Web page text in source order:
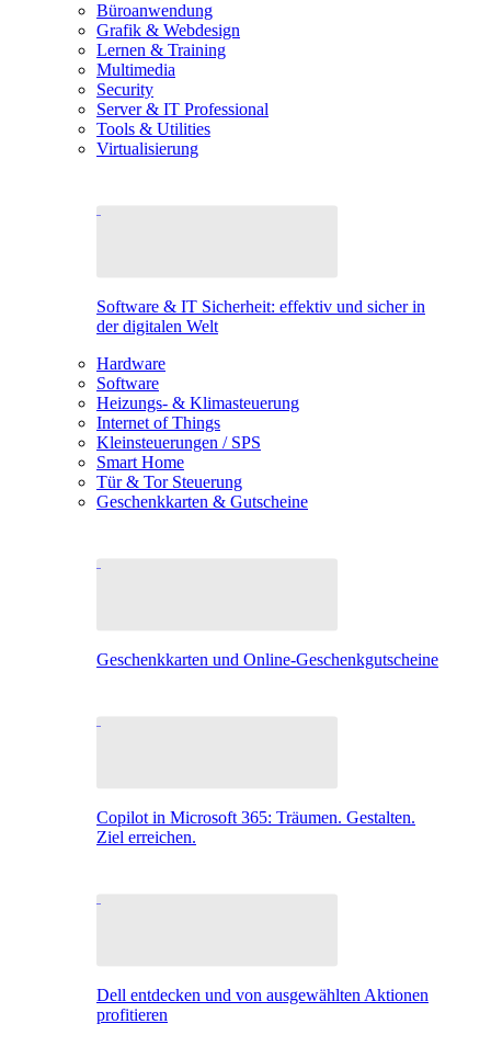
Büroanwendung
Grafik & Webdesign
Lernen & Training
Multimedia
Security
Server & IT Professional
Tools & Utilities
Virtualisierung
Software & IT Sicherheit: effektiv und sicher in
der digitalen Welt
Hardware
Software
Heizungs- & Klimasteuerung
Internet of Things
Kleinsteuerungen / SPS
Smart Home
Tür & Tor Steuerung
Geschenkkarten & Gutscheine
Geschenkkarten und Online-Geschenkgutscheine
Copilot in Microsoft 365: Träumen. Gestalten.
Ziel erreichen.
Dell entdecken und von ausgewählten Aktionen
profitieren